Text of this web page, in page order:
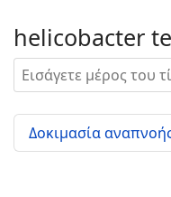
helicobacter
Εισάγετε μέρος του
Δοκιμασία